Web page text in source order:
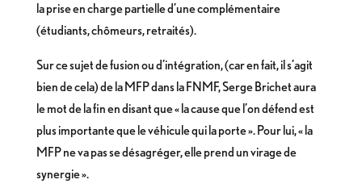
la prise en charge partielle d’une complémentaire
(étudiants, chômeurs, retraités).
Sur ce sujet de fusion ou d’intégration, (car en fait, il s’agit
bien de cela) de la MFP dans la FNMF, Serge Brichet aura
le mot de la fin en disant que « la cause que l’on défend est
plus importante que le véhicule qui la porte ». Pour lui, « la
MFP ne va pas se désagréger, elle prend un virage de
synergie ».